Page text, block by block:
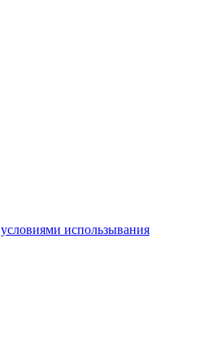
условиями использывания